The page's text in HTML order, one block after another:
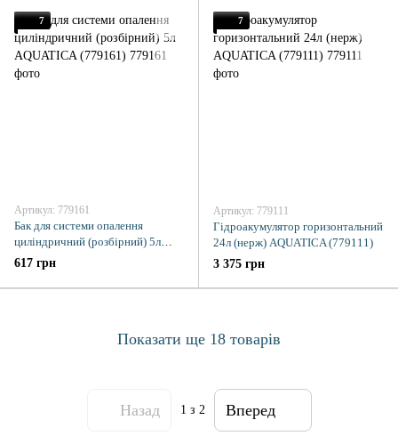
7
Артикул: 779161
Бак для системи опалення
циліндричний (розбірний) 5л
AQUATICA (779161)
617 грн
7
Артикул: 779111
Гідроакумулятор горизонтальний
24л (нерж) AQUATICA (779111)
3 375 грн
Показати ще 18 товарів
Назад 1 з 2 Вперед